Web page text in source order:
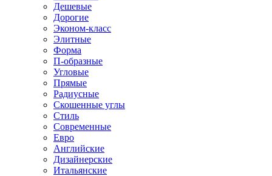
Дешевые
Дорогие
Эконом-класс
Элитные
Форма
П-образные
Угловые
Прямые
Радиусные
Скошенные углы
Стиль
Современные
Евро
Английские
Дизайнерские
Итальянские